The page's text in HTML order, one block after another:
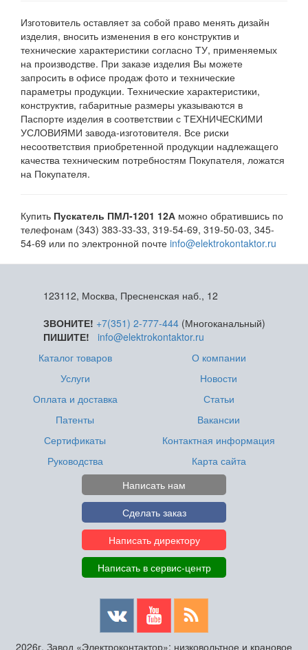
Изготовитель оставляет за собой право менять дизайн
изделия, вносить изменения в его конструктив и
технические характеристики согласно ТУ, применяемых
на производстве. При заказе изделия Вы можете
запросить в офисе продаж фото и технические
параметры продукции. Технические характеристики,
конструктив, габаритные размеры указываются в
Паспорте изделия в соответствии с ТЕХНИЧЕСКИМИ
УСЛОВИЯМИ завода-изготовителя. Все риски
несоответствия приобретенной продукции надлежащего
качества техническим потребностям Покупателя, ложатся
на Покупателя.
Купить Пускатель ПМЛ-1201 12А можно обратившись по
телефонам (343) 383-33-33, 319-54-69, 319-50-03, 345-
54-69 или по электронной почте info@elektrokontaktor.ru
123112, Москва, Пресненская наб., 12
ЗВОНИТЕ! +7(351) 2-777-444(Многоканальный)
ПИШИТЕ!
info@elektrokontaktor.ru
Каталог товаров
Услуги
Оплата и доставка
Патенты
Сертификаты
Руководства
О компании
Новости
Статьи
Вакансии
Контактная информация
Карта сайта
Написать нам
Сделать заказ
Написать директору
Написать в сервис-центр
2026г. Завод «Электроконтактор»: низковольтное и крановое